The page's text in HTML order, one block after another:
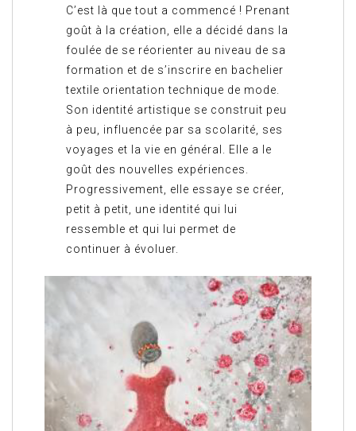
C’est là que tout a commencé ! Prenant
goût à la création, elle a décidé dans la
foulée de se réorienter au niveau de sa
formation et de s’inscrire en bachelier
textile orientation technique de mode.
Son identité artistique se construit peu
à peu, influencée par sa scolarité, ses
voyages et la vie en général. Elle a le
goût des nouvelles expériences.
Progressivement, elle essaye se créer,
petit à petit, une identité qui lui
ressemble et qui lui permet de
continuer à évoluer.